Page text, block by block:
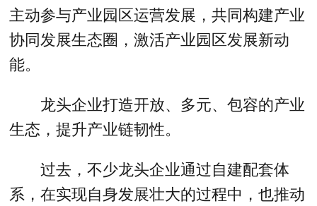
主动参与产业园区运营发展，共同构建产业
协同发展生态圈，激活产业园区发展新动
能。
龙头企业打造开放、多元、包容的产业
生态，提升产业链韧性。
过去，不少龙头企业通过自建配套体
系，在实现自身发展壮大的过程中，也推动